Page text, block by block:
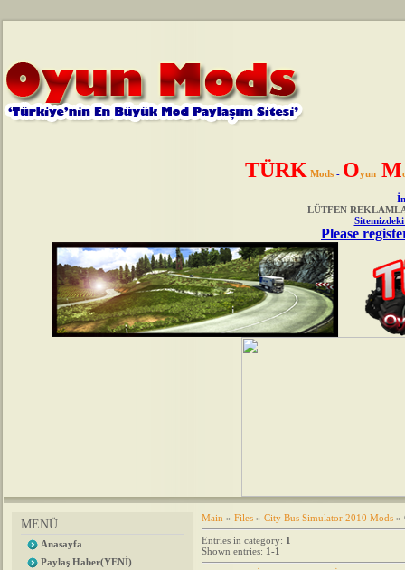
TÜRK Mods - Oyun M
LÜTFEN
Please
MENÜ
Anasayfa
Paylaş Haber(YENİ)
Main » Files » City Bus Simulator 2010 Mods »
Entries in category: 1
Shown entries: 1-1